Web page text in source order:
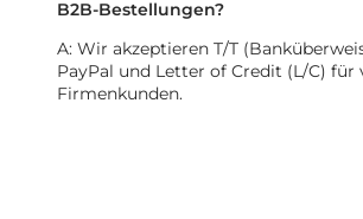
B2B-Bestellungen?
A: Wir akzeptieren T/T
PayPal und Letter of Credit (L/C) für
Firmenkunden.